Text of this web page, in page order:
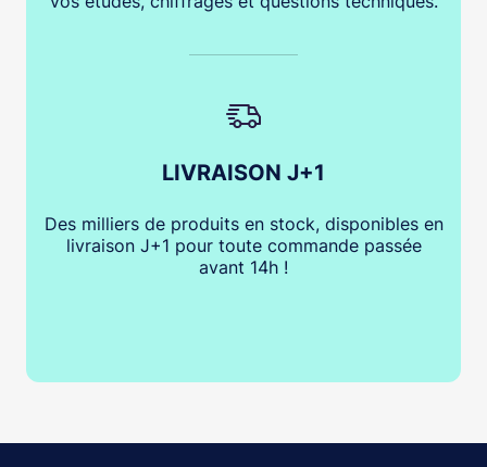
LIVRAISON J+1
Des milliers de produits en stock, disponibles en
livraison J+1 pour toute commande passée
avant 14h !